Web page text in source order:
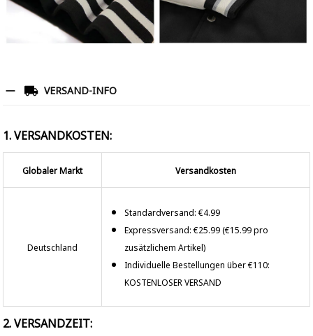
VERSAND-INFO
1. VERSANDKOSTEN:
Globaler Markt Versandkosten
Deutschland
Standardversand: €4.99
Expressversand: €25.99 (€15.99 pro
zusätzlichem Artikel)
Individuelle Bestellungen über €110:
KOSTENLOSER VERSAND
2. VERSANDZEIT: